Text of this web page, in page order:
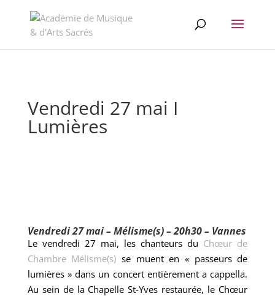
Vendredi 27 mai I
Lumières
Vendredi 27 mai – Mélisme(s) – 20h30 – Vannes
Le vendredi 27 mai, les chanteurs du Chœur de
Chambre Mélisme(s) se muent en « passeurs de
lumières » dans un concert entièrement a cappella.
Au sein de la Chapelle St-Yves restaurée, le Chœur